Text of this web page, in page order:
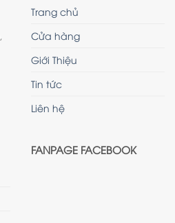
Trang chủ
Cửa hàng
Giới Thiệu
Tin tức
Liên hệ
FANPAGE FACEBOOK